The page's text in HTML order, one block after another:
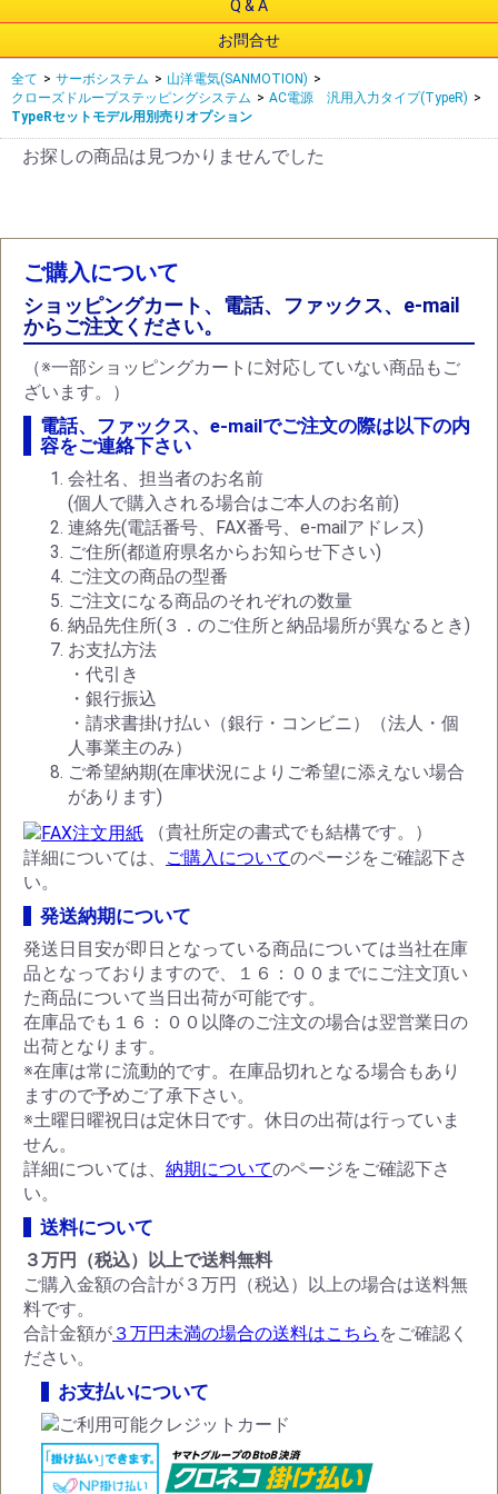
Q & A
お問合せ
全て > サーボシステム > 山洋電気(SANMOTION) >
クローズドループステッピングシステム > AC電源 汎用入力タイプ(TypeR) >
TypeRセットモデル用別売りオプション
お探しの商品は見つかりませんでした
ご購入について
ショッピングカート、電話、ファックス、e-mail
からご注文ください。
（※一部ショッピングカートに対応していない商品もご
ざいます。）
電話、ファックス、e-mailでご注文の際は以下の内
容をご連絡下さい
会社名、担当者のお名前
(個人で購入される場合はご本人のお名前)
連絡先(電話番号、FAX番号、e-mailアドレス)
ご住所(都道府県名からお知らせ下さい)
ご注文の商品の型番
ご注文になる商品のそれぞれの数量
納品先住所(３．のご住所と納品場所が異なるとき)
お支払方法
・代引き
・銀行振込
・請求書掛け払い（銀行・コンビニ）（法人・個
人事業主のみ）
ご希望納期(在庫状況によりご希望に添えない場合
があります)
（貴社所定の書式でも結構です。）
詳細については、
ご購入についてのページをご確認下さ
い。
発送納期について
発送日目安が即日となっている商品については当社在庫
品となっておりますので、１６：００までにご注文頂い
た商品について当日出荷が可能です。
在庫品でも１６：００以降のご注文の場合は翌営業日の
出荷となります。
※在庫は常に流動的です。在庫品切れとなる場合もあり
ますので予めご了承下さい。
※土曜日曜祝日は定休日です。休日の出荷は行っていま
せん。
詳細については、 納期についてのページをご確認下さ
い。
送料について
３万円（税込）以上で送料無料
ご購入金額の合計が３万円（税込）以上の場合は送料無
料です。
合計金額が ３万円未満の場合の送料はこちら をご確認く
ださい。
お支払いについて